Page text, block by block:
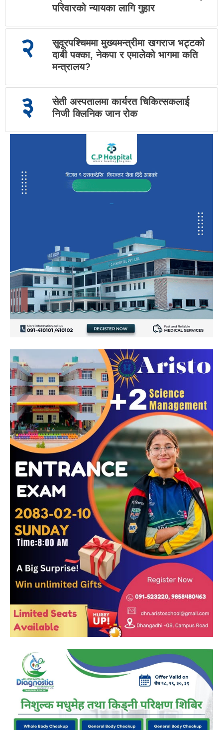
परिवारको न्यायका लागि गुहार
२
सुदूरपश्चिममा मुख्यमन्त्रीमा खगराज भट्टको
दाबी पक्का, नेकपा र एमालेको भागमा कति
मन्त्रालय?
३
सेती अस्पतालमा कार्यरत चिकित्सकलाई
निजी क्लिनिक जान रोक